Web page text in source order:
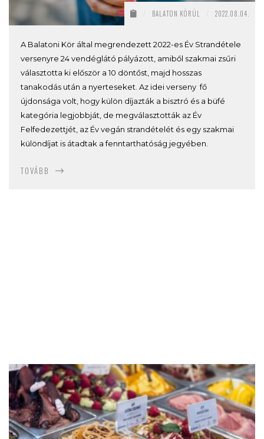
BALATON KÖRÜL 2022.08.04.
A Balatoni Kör által megrendezett 2022-es Év Strandétele
versenyre 24 vendéglátó pályázott, amiből szakmai zsűri
választotta ki először a 10 döntőst, majd hosszas
tanakodás után a nyerteseket. Az idei verseny fő
újdonsága volt, hogy külön díjazták a bisztró és a büfé
kategória legjobbját, de megválasztották az Év
Felfedezettjét, az Év vegán strandételét és egy szakmai
különdíjat is átadtak a fenntarthatóság jegyében.
TOVÁBB